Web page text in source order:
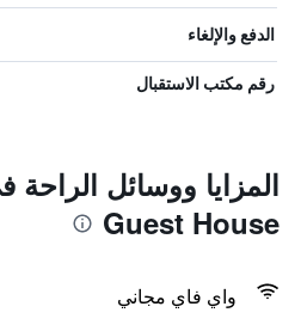
الدفع والإلغاء
رقم مكتب الاستقبال
Guest House
واي فاي مجاني